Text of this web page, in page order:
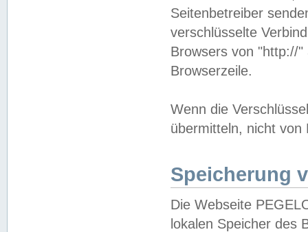
Seitenbetreiber
verschlüsselte
Browsers von "http://
Browserzeile.
Wenn die
übermitteln, nicht von
Speicherung
Die Webseite
lokalen Speicher des